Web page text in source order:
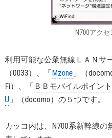
N700アク
利用可能な公衆無線ＬＡＮサ
（0033）、「Mzone 」（
Fi）、「 ＢＢモバイルポイント
U 」（docomo）の５つです。
カッコ内は、N700系新幹線の